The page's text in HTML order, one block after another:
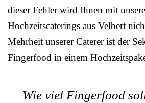
dieser Fehler wird Ihnen mit
Hochzeitscaterings aus Velbert
Mehrheit unserer Caterer ist der
Fingerfood in einem
Wie viel Fingerfood